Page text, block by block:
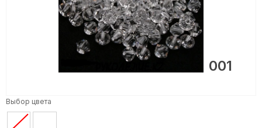
001
Выбор цвета